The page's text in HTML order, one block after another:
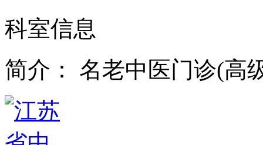
科室信息
简介：
名老中医门诊(高